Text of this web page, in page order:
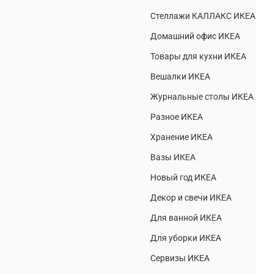
Стеллажи КАЛЛАКС ИКЕА
Домашний офис ИКЕА
Товары для кухни ИКЕА
Вешалки ИКЕА
Журнальные столы ИКЕА
Разное ИКЕА
Хранение ИКЕА
Вазы ИКЕА
Новый год ИКЕА
Декор и свечи ИКЕА
Для ванной ИКЕА
Для уборки ИКЕА
Сервизы ИКЕА